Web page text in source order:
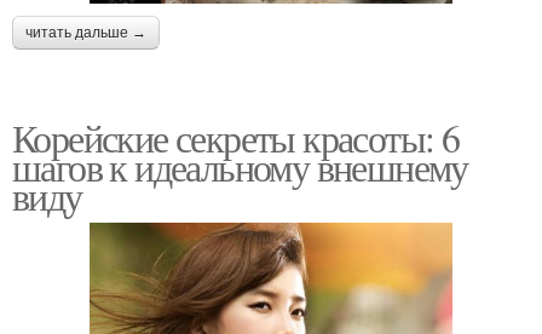
читать дальше →
Корейские секреты красоты: 6
шагов к идеальному внешнему
виду